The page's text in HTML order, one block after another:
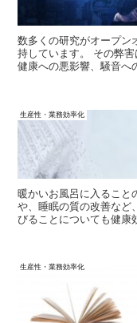
数多くの研究がオープン
持しています。 その弊害
健康への悪影響、騒音へ
生産性・業務効率化
暖かいお風呂に入ること
や、睡眠の質の改善など
びることについても健康
生産性・業務効率化